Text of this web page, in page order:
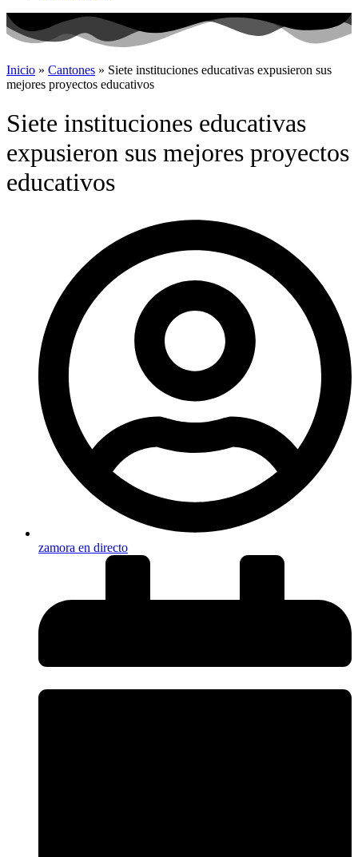
Inicio » Cantones » Siete instituciones educativas expusieron sus
mejores proyectos educativos
Siete instituciones educativas
expusieron sus mejores proyectos
educativos
zamora en directo